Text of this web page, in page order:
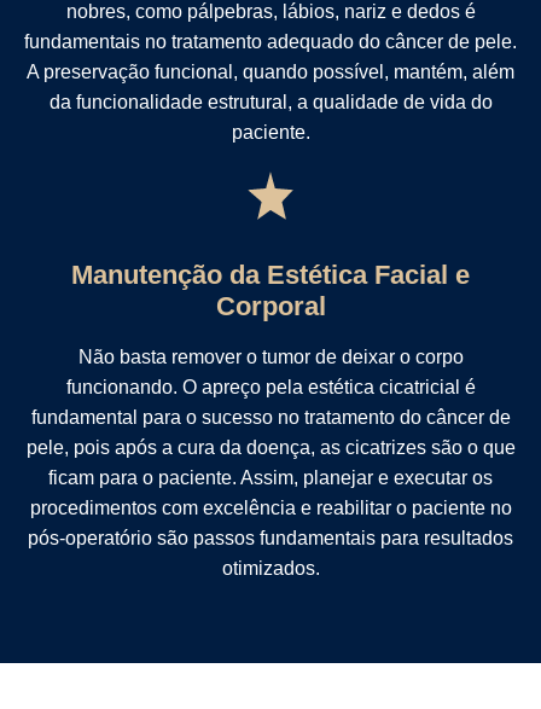
nobres, como pálpebras, lábios, nariz e dedos é
fundamentais no tratamento adequado do câncer de pele.
A preservação funcional, quando possível, mantém, além
da funcionalidade estrutural, a qualidade de vida do
paciente.
Manutenção da Estética Facial e
Corporal
Não basta remover o tumor de deixar o corpo
funcionando. O apreço pela estética cicatricial é
fundamental para o sucesso no tratamento do câncer de
pele, pois após a cura da doença, as cicatrizes são o que
ficam para o paciente. Assim, planejar e executar os
procedimentos com excelência e reabilitar o paciente no
pós-operatório são passos fundamentais para resultados
otimizados.